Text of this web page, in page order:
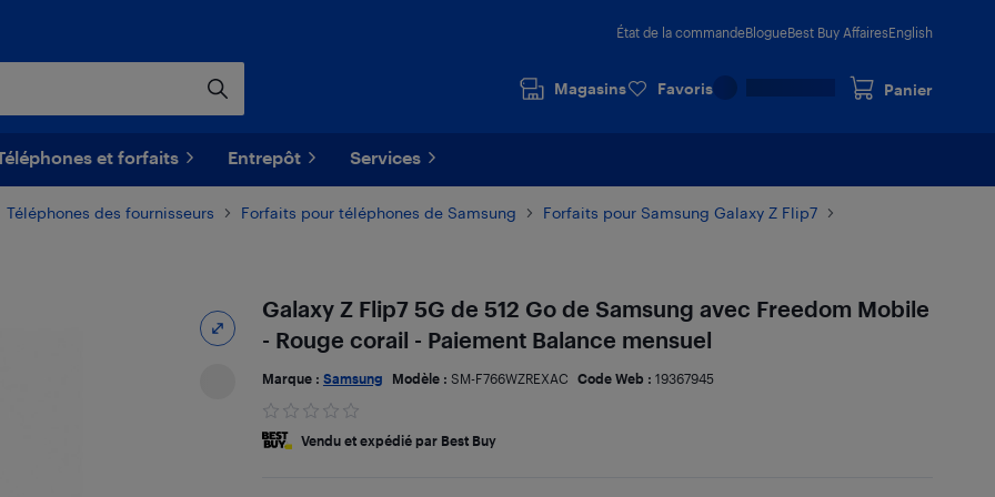
État de la commandeBlogueBest Buy AffairesEnglish
Magasins Favoris Panier
et forfaits Entrepôt Services
Téléphones des fournisseurs Forfaits pour téléphones de Samsung Forfaits pour Samsung Galaxy Z Flip7
Galaxy Z Flip7 5G de 512 Go de Samsung avec Freedom Mobile
- Rouge corail - Paiement Balance mensuel
Marque : Samsung Modèle : SM-F766WZREXAC Code Web : 19367945
Vendu et expédié par Best Buy